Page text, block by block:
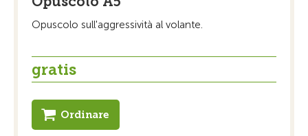
Opuscolo sull'aggressività al volante.
gratis
Ordinare